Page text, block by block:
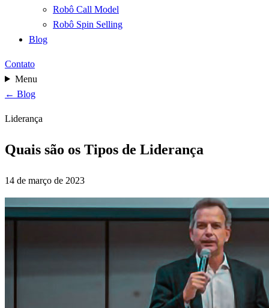
Robô Call Model
Robô Spin Selling
Blog
Contato
Menu
← Blog
Liderança
Quais são os Tipos de Liderança
14 de março de 2023